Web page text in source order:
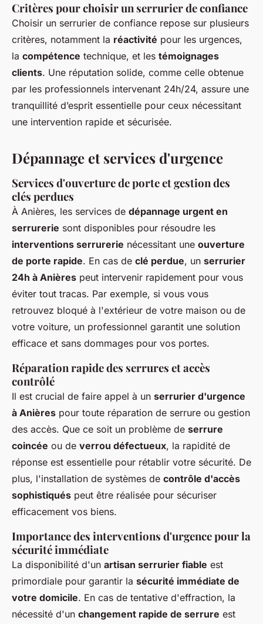
Critères pour choisir un serrurier de confiance
Choisir un serrurier de confiance repose sur plusieurs
critères, notamment la réactivité pour les urgences,
la compétence technique, et les témoignages
clients. Une réputation solide, comme celle obtenue
par les professionnels intervenant 24h/24, assure une
tranquillité d’esprit essentielle pour ceux nécessitant
une intervention rapide et sécurisée.
Dépannage et services d'urgence
Services d'ouverture de porte et gestion des
clés perdues
À Anières, les services de dépannage urgent en
serrurerie sont disponibles pour résoudre les
interventions serrurerie nécessitant une ouverture
de porte rapide. En cas de clé perdue, un serrurier
24h à Anières peut intervenir rapidement pour vous
éviter tout tracas. Par exemple, si vous vous
retrouvez bloqué à l'extérieur de votre maison ou de
votre voiture, un professionnel garantit une solution
efficace et sans dommages pour vos portes.
Réparation rapide des serrures et accès
contrôlé
Il est crucial de faire appel à un serrurier d'urgence
à Anières pour toute réparation de serrure ou gestion
des accès. Que ce soit un problème de serrure
coincée ou de verrou défectueux, la rapidité de
réponse est essentielle pour rétablir votre sécurité. De
plus, l'installation de systèmes de contrôle d'accès
sophistiqués peut être réalisée pour sécuriser
efficacement vos biens.
Importance des interventions d'urgence pour la
sécurité immédiate
La disponibilité d'un artisan serrurier fiable est
primordiale pour garantir la sécurité immédiate de
votre domicile. En cas de tentative d'effraction, la
nécessité d'un changement rapide de serrure est